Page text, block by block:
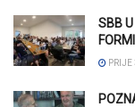
SBB
PRIJE